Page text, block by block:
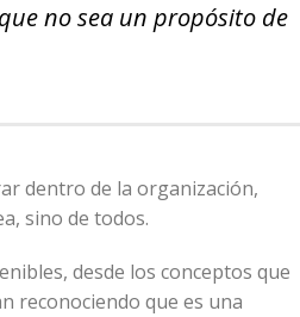
no sea un propósito de
dentro de la organización,
sino de todos.
desde los conceptos que
reconociendo que es una